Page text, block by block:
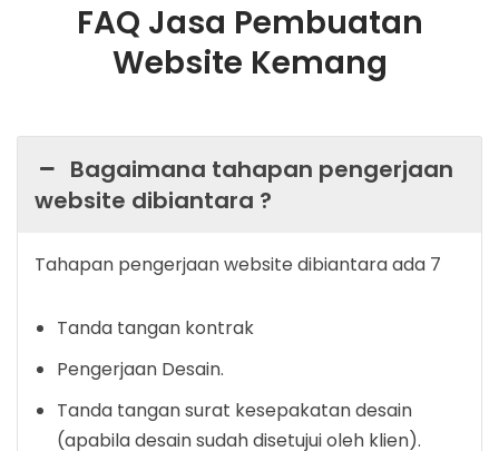
FAQ Jasa Pembuatan
Website Kemang
Bagaimana tahapan pengerjaan
website dibiantara ?
Tahapan pengerjaan website dibiantara ada 7
Tanda tangan kontrak
Pengerjaan Desain.
Tanda tangan surat kesepakatan desain
(apabila desain sudah disetujui oleh klien).